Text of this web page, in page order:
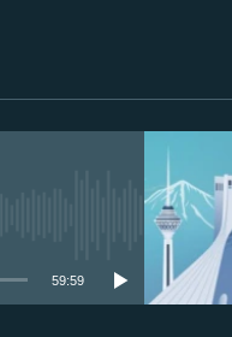
59:59